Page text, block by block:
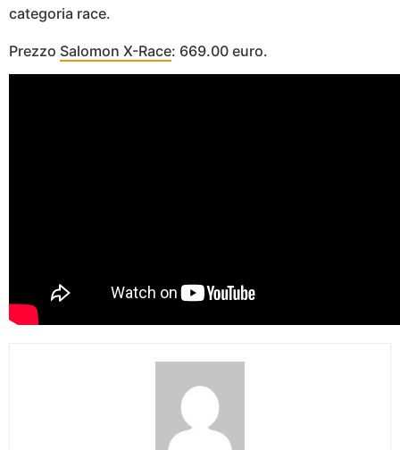
categoria race.
Prezzo Salomon X-Race: 669.00 euro.